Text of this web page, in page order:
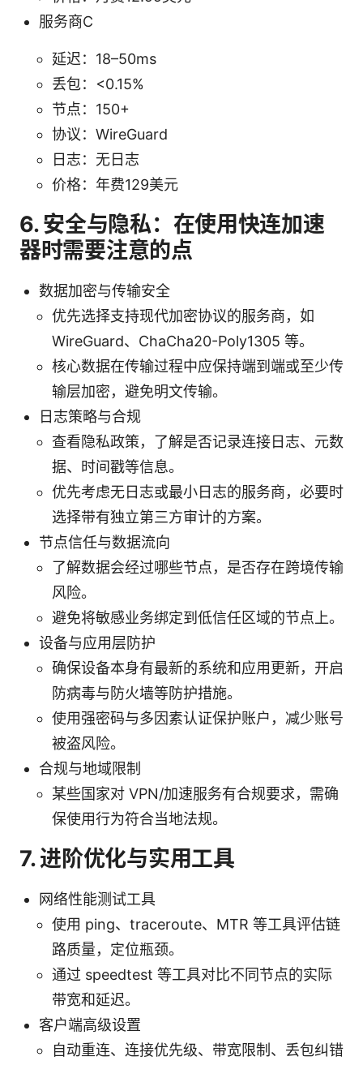
服务商C
延迟：18–50ms
丢包：<0.15%
节点：150+
协议：WireGuard
日志：无日志
价格：年费129美元
6. 安全与隐私：在使用快连加速
器时需要注意的点
数据加密与传输安全
优先选择支持现代加密协议的服务商，如
WireGuard、ChaCha20-Poly1305 等。
核心数据在传输过程中应保持端到端或至少传
输层加密，避免明文传输。
日志策略与合规
查看隐私政策，了解是否记录连接日志、元数
据、时间戳等信息。
优先考虑无日志或最小日志的服务商，必要时
选择带有独立第三方审计的方案。
节点信任与数据流向
了解数据会经过哪些节点，是否存在跨境传输
风险。
避免将敏感业务绑定到低信任区域的节点上。
设备与应用层防护
确保设备本身有最新的系统和应用更新，开启
防病毒与防火墙等防护措施。
使用强密码与多因素认证保护账户，减少账号
被盗风险。
合规与地域限制
某些国家对 VPN/加速服务有合规要求，需确
保使用行为符合当地法规。
7. 进阶优化与实用工具
网络性能测试工具
使用 ping、traceroute、MTR 等工具评估链
路质量，定位瓶颈。
通过 speedtest 等工具对比不同节点的实际
带宽和延迟。
客户端高级设置
自动重连、连接优先级、带宽限制、丢包纠错